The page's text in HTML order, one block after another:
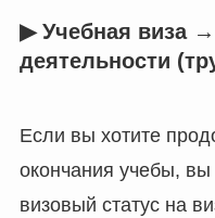
▶︎ Учебная виза
деятельности
Если вы хотите
окончания учебы,
визовый статус на